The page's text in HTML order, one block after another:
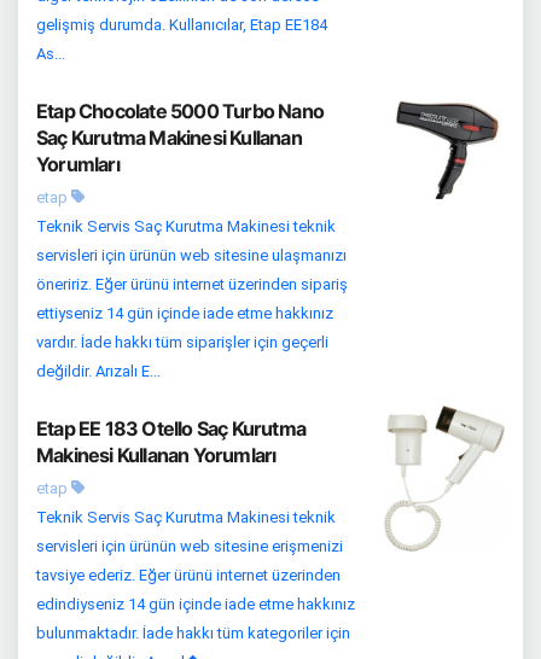
gelişmiş durumda. Kullanıcılar, Etap EE184
As...
Etap Chocolate 5000 Turbo Nano
Saç Kurutma Makinesi Kullanan
Yorumları
etap
Teknik Servis Saç Kurutma Makinesi teknik
servisleri için ürünün web sitesine ulaşmanızı
öneririz. Eğer ürünü internet üzerinden sipariş
ettiyseniz 14 gün içinde iade etme hakkınız
vardır. İade hakkı tüm siparişler için geçerli
değildir. Arızalı E...
Etap EE 183 Otello Saç Kurutma
Makinesi Kullanan Yorumları
etap
Teknik Servis Saç Kurutma Makinesi teknik
servisleri için ürünün web sitesine erişmenizi
tavsiye ederiz. Eğer ürünü internet üzerinden
edindiyseniz 14 gün içinde iade etme hakkınız
bulunmaktadır. İade hakkı tüm kategoriler için